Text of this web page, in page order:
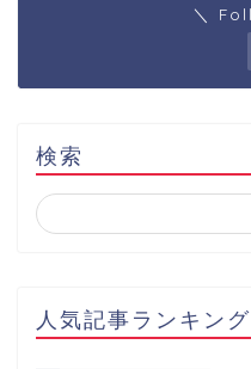
＼
検索
人気記事ランキング